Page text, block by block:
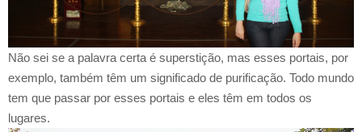
Não sei se a palavra certa é superstição, mas esses portais, por
exemplo, também têm um significado de purificação. Todo mundo
tem que passar por esses portais e eles têm em todos os
lugares.